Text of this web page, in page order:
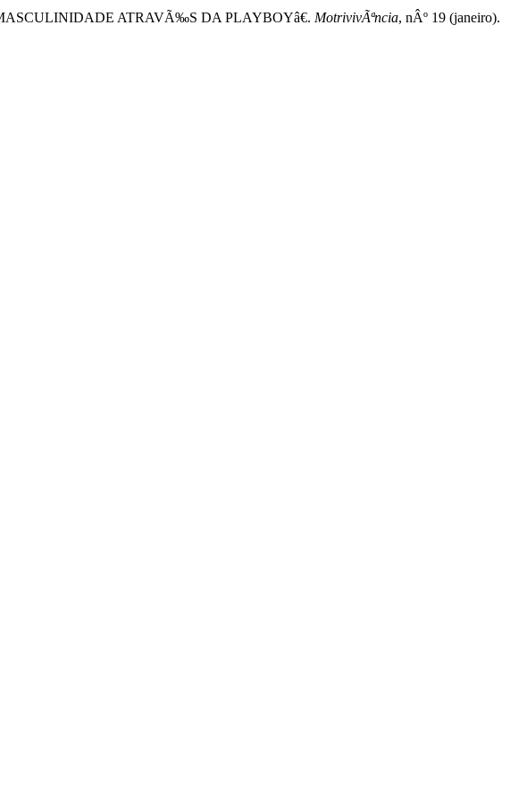
ATRAVÃ‰S DA PLAYBOYâ€. MotrivivÃªncia, nÂº 19 (janeiro).